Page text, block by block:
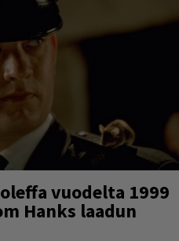
vuodelta 1999
Hanks laadun